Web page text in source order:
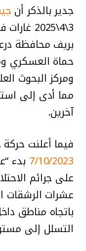
جدير بالذكر أن
بريف محافظة
حماة العسكري
ومركز البحوث
مما أدى إلى
آخرين.
فيما أعلنت
7/10/2023 بدء
على جرائم
عشرات الرشقات
باتجاه مناطق
التسلل إلى